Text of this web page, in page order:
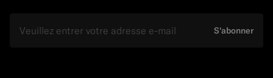
S'abonner